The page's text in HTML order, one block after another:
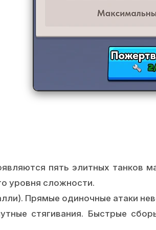
пять элитных танков
уровня сложности.
Прямые одиночные атаки
стягивания. Быстрые